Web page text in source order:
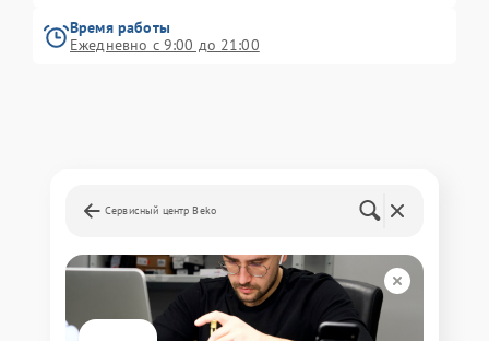
Время работы
Ежедневно с 9:00 до 21:00
Сервисный центр Beko